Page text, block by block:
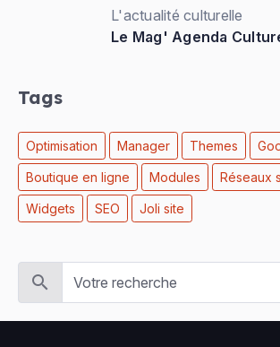
L'actualité culturelle
Le Mag' Agenda
Tags
Optimisation Manager Themes
Boutique en ligne Modules Réseaux
Widgets SEO Joli site